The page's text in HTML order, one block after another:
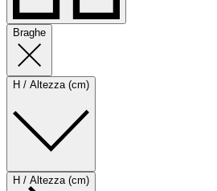
Braghe
H / Altezza (cm)
H / Altezza (cm)